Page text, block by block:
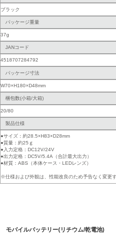
ブラック
パッケージ重量
37g
JANコード
4518707284792
パッケージ寸法
W70×H180×D48mm
梱包数(小箱/大箱)
20/80
製品仕様
●サイズ：約28.5×H83×D28mm
●質量：約25ｇ
●入力定格：DC12V/24V
●出力定格：DC5V/5.4A（合計最大出力）
●材質：ABS（本体ケース・LEDレンズ）
※仕様および外観は、性能改良のため予告なく変更
モバイルバッテリー(リチウム/乾電池)